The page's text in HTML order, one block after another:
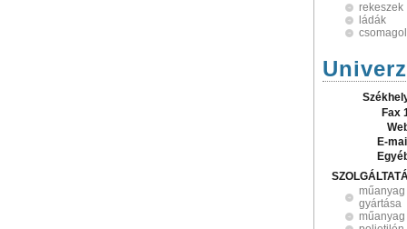
rekeszek
ládák
Fax
E-
gyártása